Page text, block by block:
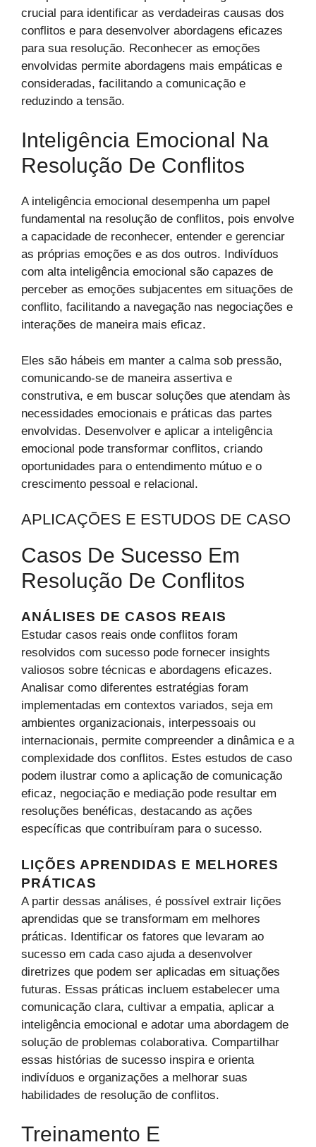
crucial para identificar as verdadeiras causas dos
conflitos e para desenvolver abordagens eficazes
para sua resolução. Reconhecer as emoções
envolvidas permite abordagens mais empáticas e
consideradas, facilitando a comunicação e
reduzindo a tensão.
Inteligência Emocional Na
Resolução De Conflitos
A inteligência emocional desempenha um papel
fundamental na resolução de conflitos, pois envolve
a capacidade de reconhecer, entender e gerenciar
as próprias emoções e as dos outros. Indivíduos
com alta inteligência emocional são capazes de
perceber as emoções subjacentes em situações de
conflito, facilitando a navegação nas negociações e
interações de maneira mais eficaz.
Eles são hábeis em manter a calma sob pressão,
comunicando-se de maneira assertiva e
construtiva, e em buscar soluções que atendam às
necessidades emocionais e práticas das partes
envolvidas. Desenvolver e aplicar a inteligência
emocional pode transformar conflitos, criando
oportunidades para o entendimento mútuo e o
crescimento pessoal e relacional.
APLICAÇÕES E ESTUDOS DE CASO
Casos De Sucesso Em
Resolução De Conflitos
ANÁLISES DE CASOS REAIS
Estudar casos reais onde conflitos foram
resolvidos com sucesso pode fornecer insights
valiosos sobre técnicas e abordagens eficazes.
Analisar como diferentes estratégias foram
implementadas em contextos variados, seja em
ambientes organizacionais, interpessoais ou
internacionais, permite compreender a dinâmica e a
complexidade dos conflitos. Estes estudos de caso
podem ilustrar como a aplicação de comunicação
eficaz, negociação e mediação pode resultar em
resoluções benéficas, destacando as ações
específicas que contribuíram para o sucesso.
LIÇÕES APRENDIDAS E MELHORES
PRÁTICAS
A partir dessas análises, é possível extrair lições
aprendidas que se transformam em melhores
práticas. Identificar os fatores que levaram ao
sucesso em cada caso ajuda a desenvolver
diretrizes que podem ser aplicadas em situações
futuras. Essas práticas incluem estabelecer uma
comunicação clara, cultivar a empatia, aplicar a
inteligência emocional e adotar uma abordagem de
solução de problemas colaborativa. Compartilhar
essas histórias de sucesso inspira e orienta
indivíduos e organizações a melhorar suas
habilidades de resolução de conflitos.
Treinamento E